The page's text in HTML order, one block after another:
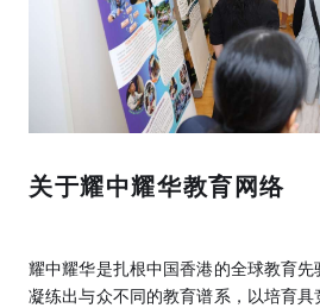
关于耀中耀华教育网络
耀中耀华是扎根中国香港的全球教育先
凝练出与众不同的教育谱系，以培育